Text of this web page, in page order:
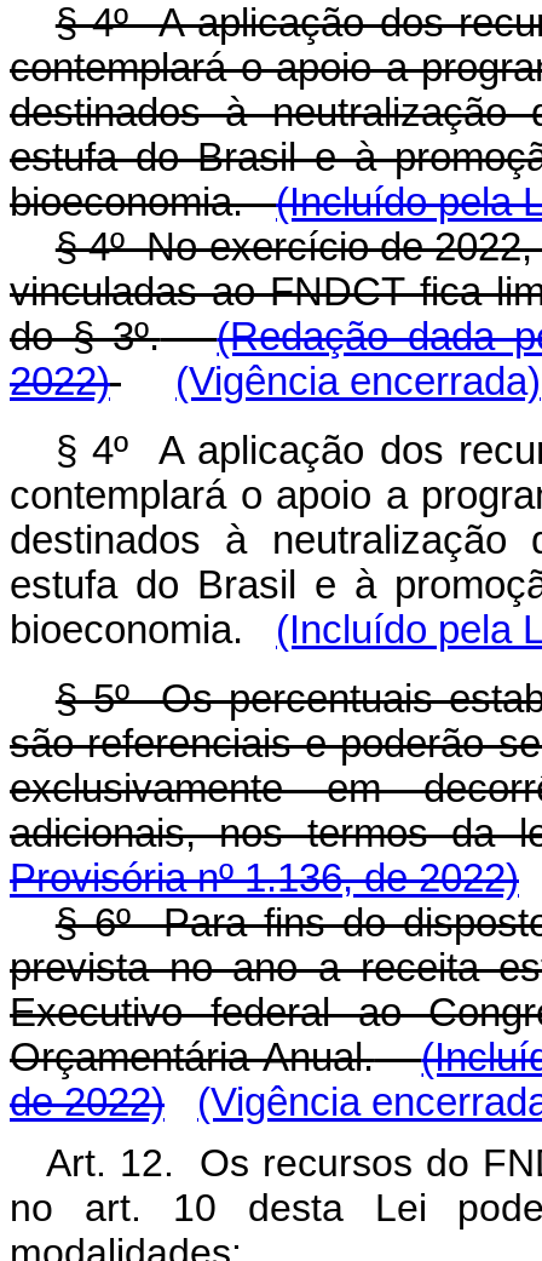
§ 4º A aplicação dos
contemplará o apoio a
destinados à
estufa do Brasil e à
bioeconomia.
(Incluído pela
§ 4º No exercício de
vinculadas ao FNDCT fica
do § 3º.
(Redação dada
2022)
(Vigência encerrada)
§ 4º A aplicação dos
contemplará o apoio a
destinados à
estufa do Brasil e à
bioeconomia.
(Incluído pela
§ 5º Os percentuais
são referenciais e poderão
exclusivamente em
adicionais, nos termos da
Provisória nº 1.136, de 2022)
§ 6º Para fins do
prevista no ano a receita
Executivo federal ao
Orçamentária Anual.
de 2022)
(Vigência
Art. 12. Os recursos do
no art. 10 desta Lei